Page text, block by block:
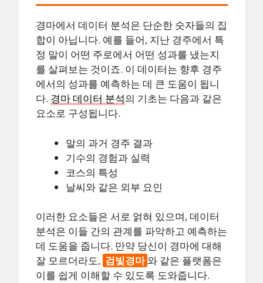
경마에서 데이터 분석은 단순한 숫자들의 집
합이 아닙니다. 예를 들어, 지난 경주에서 특
정 말이 어떤 주로에서 어떤 성과를 냈는지
를 살펴보는 것이죠. 이 데이터는 향후 경주
에서의 성과를 예측하는 데 큰 도움이 됩니
다. 경마 데이터 분석의 기초는 다음과 같은
요소로 구성됩니다.
말의 과거 경주 결과
기수의 경험과 실력
코스의 특성
날씨와 같은 외부 요인
이러한 요소들은 서로 얽혀 있으며, 데이터
분석은 이들 간의 관계를 파악하고 예측하는
데 도움을 줍니다. 만약 당신이 경마에 대해
잘 모르더라도, 검빛경마 와 같은 플랫폼은
이를 쉽게 이해할 수 있도록 도와줍니다.